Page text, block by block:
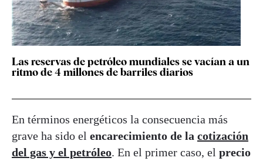
Las reservas de petróleo mundiales se vacían a un
ritmo de 4 millones de barriles diarios
En términos energéticos la consecuencia más
grave ha sido el encarecimiento de la cotización
del gas y el petróleo. En el primer caso, el precio